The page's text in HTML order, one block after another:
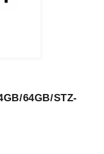
64GB/STZ-